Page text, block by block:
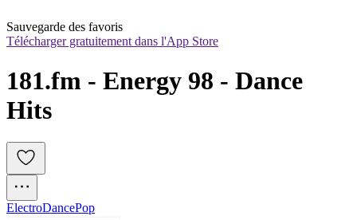
Sauvegarde des favoris
Télécharger gratuitement dans l'App Store
181.fm - Energy 98 - Dance
Hits
ElectroDancePop